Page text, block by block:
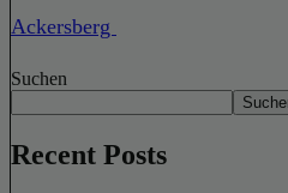
Ackersberg
Suchen
Recent Posts